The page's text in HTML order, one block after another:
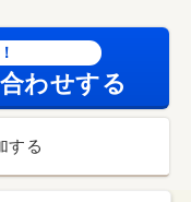
わせする
する